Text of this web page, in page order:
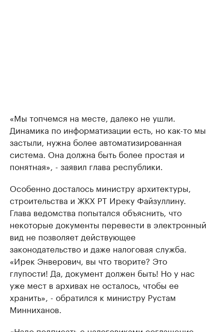
«Мы топчемся на месте, далеко не ушли.
Динамика по информатизации есть, но как-то мы
застыли, нужна более автоматизированная
система. Она должна быть более простая и
понятная», - заявил глава республики.
Особенно досталось министру архитектуры,
строительства и ЖКХ РТ Иреку Файзуллину.
Глава ведомства попытался объяснить, что
некоторые документы перевести в электронный
вид не позволяет действующее
законодательство и даже налоговая служба.
«Ирек Энверович, вы что творите? Это
глупости! Да, документ должен быть! Но у нас
уже мест в архивах не осталось, чтобы ее
хранить», - обратился к министру Рустам
Минниханов.